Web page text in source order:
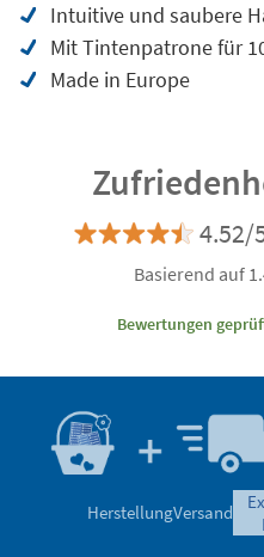
Intuitive und saubere
Mit Tintenpatrone für
Made in Europe
4.52/
Basierend auf
Bewertungen
HerstellungVersand